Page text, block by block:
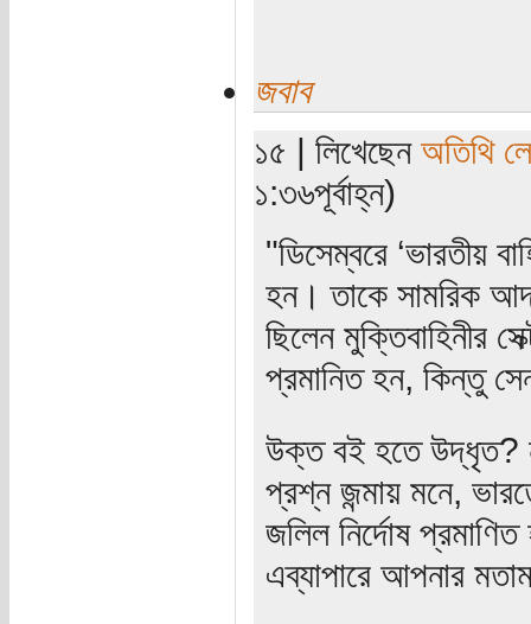
জবাব
১৫ | লিখেছেন অতিথি
১:৩৬পূর্বাহ্ন)
"ডিসেম্বরে ‘ভারতীয়
হন। তাকে সামরিক
ছিলেন মুক্তিবাহিনীর
প্রমানিত হন, কিন্তু
উক্ত বই হতে উদ্ধৃত?
প্রশ্ন জন্মায় মনে,
জলিল নির্দোষ
এব্যাপারে আপনার